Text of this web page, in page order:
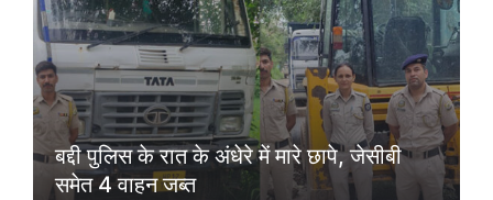
बद्दी पुलिस के रात के अंधेरे में मारे छापे, जेसीबी
समेत 4 वाहन जब्त